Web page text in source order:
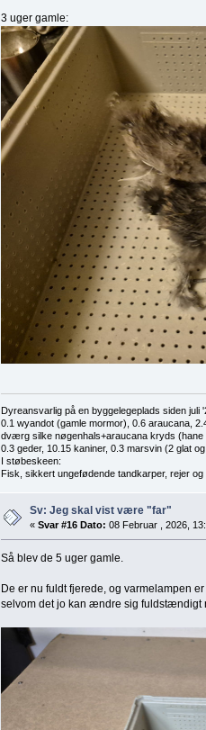
3 uger gamle:
Dyreansvarlig på en byggelegeplads siden juli
0.1 wyandot (gamle mormor), 0.6 araucana,
dværg silke nøgenhals+araucana kryds
0.3 geder, 10.15 kaniner, 0.3 marsvin (2 glat
I støbeskeen:
Fisk, sikkert ungefødende tandkarper, rejer
Sv: Jeg skal vist være "far"
« Svar #16 Dato: 08 Februar , 2026,
Så blev de 5 uger gamle.
De er nu fuldt fjerede, og varmelampen
selvom det jo kan ændre sig